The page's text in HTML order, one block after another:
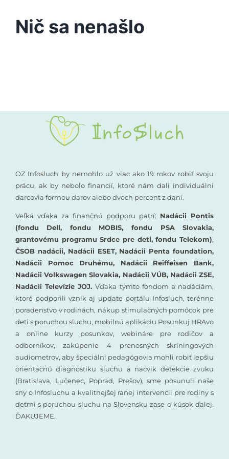
Podporte nás
Vyšetrenia sluchu
Rané poradenstvo
Vzdelávanie
Nič sa nenašlo
OZ Infosluch by nemohlo už viac ako 19 rokov robiť svoju
prácu, ak by nebolo financií, ktoré nám dali individuálni
darcovia formou darov alebo dvoch percent z daní.
Veľká vďaka za finančnú podporu patrí: Nadácii Pontis
(fondu Dell, fondu MOBIS, fondu PSA Slovakia,
grantovému programu Srdce pre deti, fondu Telekom),
ČSOB nadácii, Nadácii ESET, Nadácii Penta foundation,
Nadácii Pomoc Druhému, Nadácii Reiffeisen Bank,
Nadácii Volkswagen Slovakia, Nadácii VÚB, Nadácii ZSE,
Nadácii Televízie JOJ.Vďaka týmto fondom a nadáciám,
ktoré podporili vznik aj update portálu Infosluch, terénne
poradenstvo v rodinách, nákup stimulačných pomôcok pre
deti s poruchou sluchu, mobilnú aplikáciu Posunkuj HRAvo
a online kurzy posunkov, webináre pre rodičov a
odborníkov, zakúpenie 4 prenosných skríningových
audiometrov, aby špeciálni pedagógovia mohli robiť lepšiu
orientačnú diagnostiku sluchu a nácvik detekcie zvuku
(Bratislava, Lučenec, Poprad, Prešov), sme posunuli naše
sny o Infosluchu a kvalitnejšej ranej intervencii pre rodiny s
deťmi s poruchou sluchu na Slovensku zase o kúsok ďalej.
ĎAKUJEME.